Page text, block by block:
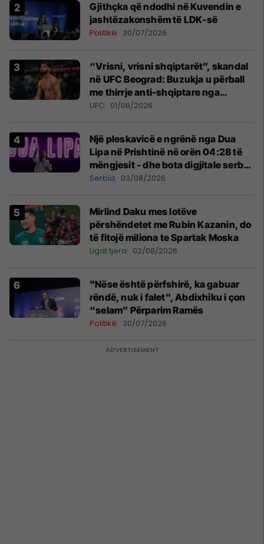
Gjithçka që ndodhi në Kuvendin e
jashtëzakonshëm të LDK-së
Politikë 30/07/2026
“Vrisni, vrisni shqiptarët”, skandal
në UFC Beograd: Buzukja u përball
me thirrje anti-shqiptare nga
tribunat
UFC 01/08/2026
Një pleskavicë e ngrënë nga Dua
Lipa në Prishtinë në orën 04:28 të
mëngjesit - dhe bota digjitale serbe
shpall gjendjen e luftës
Serbia 03/08/2026
Mirlind Daku mes lotëve
përshëndetet me Rubin Kazanin, do
të fitojë miliona te Spartak Moska
Ligat tjera 02/08/2026
"Nëse është përfshirë, ka gabuar
rëndë, nuk i falet", Abdixhiku i çon
“selam” Përparim Ramës
Politikë 30/07/2026